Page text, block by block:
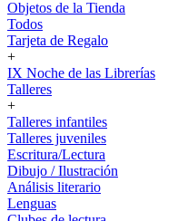
Objetos de la Tienda
Todos
Tarjeta de Regalo
+
IX Noche de las Librerías
Talleres
+
Talleres infantiles
Talleres juveniles
Escritura/Lectura
Dibujo / Ilustración
Análisis literario
Lenguas